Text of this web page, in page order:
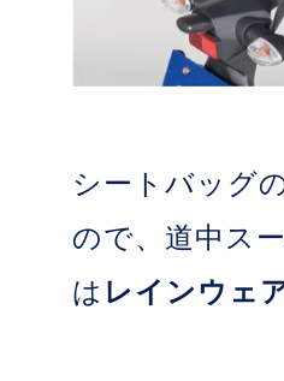
シートバッグ
ので、道中ス
は レインウェ